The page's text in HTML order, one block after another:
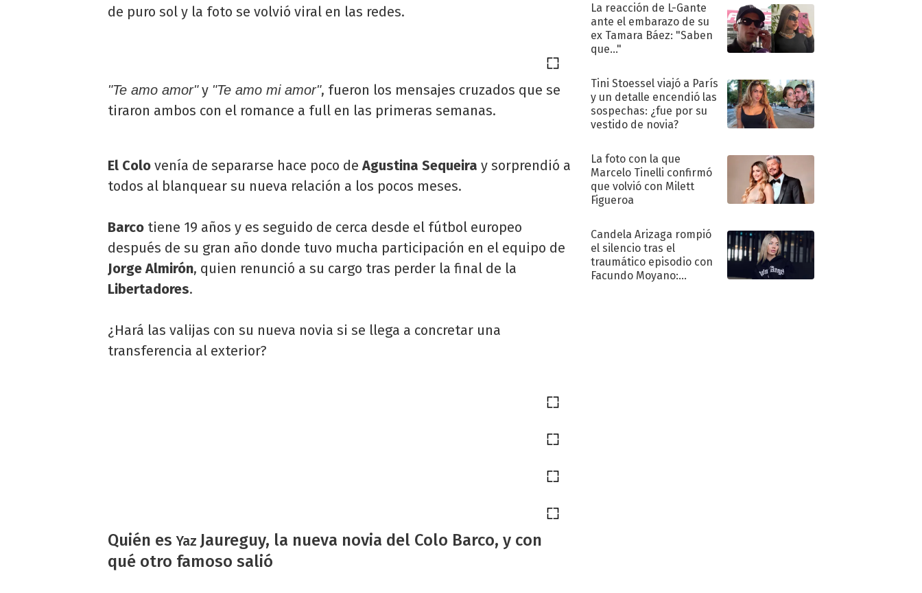
de puro sol y la foto se volvió viral en las redes.
"Te amo amor"y "Te amo mi amor", fueron los mensajes cruzados que se
tiraron ambos con el romance a full en las primeras semanas.
El Colo venía de separarse hace poco deAgustina Sequeira y sorprendió a
todos al blanquear su nueva relación a los pocos meses.
Barco tiene 19 años y es seguido de cerca desde el fútbol europeo
después de su gran año donde tuvo mucha participación en el equipo de
Jorge Almirón, quien renunció a su cargo tras perder la final de la
Libertadores.
¿Hará las valijas con su nueva novia si se llega a concretar una
transferencia al exterior?
Quién esYaz Jaureguy, la nueva novia del Colo Barco, y con
qué otro famoso salió
La reacción de L-Gante
ante el embarazo de su
ex Tamara Báez: "Saben
que..."
Tini Stoessel viajó a París
y un detalle encendió las
sospechas: ¿fue por su
vestido de novia?
La foto con la que
Marcelo Tinelli confirmó
que volvió con Milett
Figueroa
Candela Arizaga rompió
el silencio tras el
traumático episodio con
Facundo Moyano: